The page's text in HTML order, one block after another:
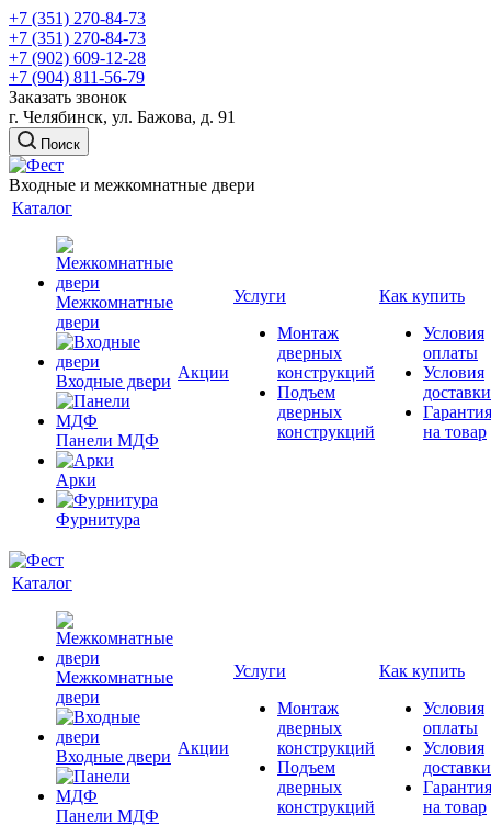
+7 (351) 270-84-73
+7 (351) 270-84-73
+7 (902) 609-12-28
+7 (904) 811-56-79
Заказать звонок
г. Челябинск, ул. Бажова, д. 91
Поиск
Входные и межкомнатные двери
Каталог
Межкомнатные
двери
Входные двери
Панели МДФ
Арки
Фурнитура
Акции
Услуги
Монтаж
дверных
конструкций
Подъем
дверных
конструкций
Как купить
Условия
оплаты
Условия
доставки
Гарантия
на товар
Каталог
Межкомнатные
двери
Входные двери
Панели МДФ
Акции
Услуги
Монтаж
дверных
конструкций
Подъем
дверных
конструкций
Как купить
Условия
оплаты
Условия
доставки
Гарантия
на товар